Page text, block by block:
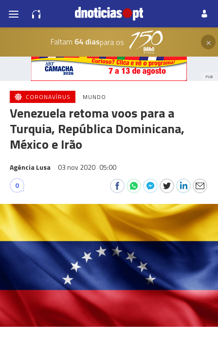
Faltam 64 diaspara os ×
PUB
CORONAVÍRUS MUNDO
Venezuela retoma voos para a
Turquia, República Dominicana,
México e Irão
Agência Lusa 03 nov 2020 05:00
0